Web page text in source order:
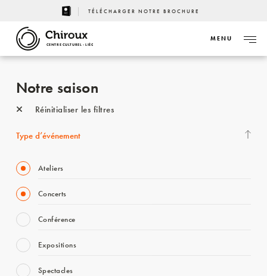
TÉLÉCHARGER NOTRE BROCHURE
CENTRE CULTUREL - LIÈGE
MENU
Notre saison
Réinitialiser les filtres
Type d’événement
Ateliers
Concerts
Conférence
Expositions
Spectacles